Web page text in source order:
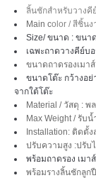
ลิ้นชักสำหรับวางคี
Main color / สีชิ้นง
Size/ ขนาด : ขนา
เฉพะถาดวางคีย์บ
ขนาดถาดรองเมา
ขนาดโต๊ะ กว้างอ
จากใต้โต๊ะ
Material / วัสดุ :
Max Weight / รับ
Installation: ติดตั้ง
ปรับความสูง :ปรับ
พร้อมถาดรอง เม
พร้อมรางลิ้นชักลู